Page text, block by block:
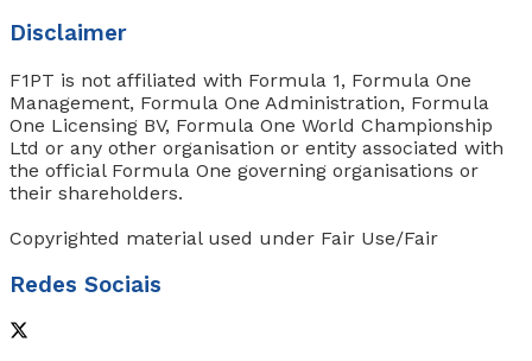
Disclaimer
F1PT is not affiliated with Formula 1, Formula One
Management, Formula One Administration, Formula
One Licensing BV, Formula One World Championship
Ltd or any other organisation or entity associated with
the official Formula One governing organisations or
their shareholders.
Copyrighted material used under Fair Use/Fair
Redes Sociais